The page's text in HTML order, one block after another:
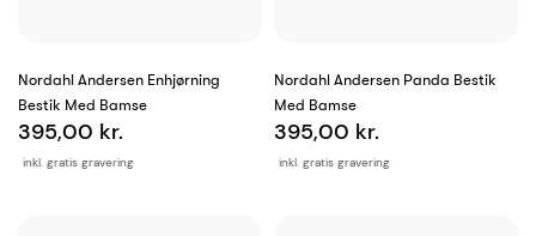
Nordahl Andersen Enhjørning
Bestik Med Bamse
inkl. gratis gravering
395,00 kr.
Nordahl Andersen Panda Bestik
Med Bamse
inkl. gratis gravering
395,00 kr.